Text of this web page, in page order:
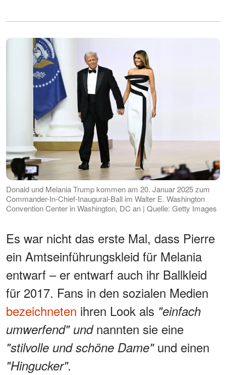
Donald und Melania Trump kommen am 20. Januar 2025 zum
Commander-In-Chief-Inaugural-Ball im Walter E. Washington
Convention Center in Washington, DC an | Quelle: Getty Images
Es war nicht das erste Mal, dass Pierre
ein Amtseinführungskleid für Melania
entwarf – er entwarf auch ihr Ballkleid
für 2017. Fans in den sozialen Medien
bezeichneten ihren Look als "einfach
umwerfend" undnannten sie eine
"stilvolle und schöne Dame"und einen
"Hingucker".